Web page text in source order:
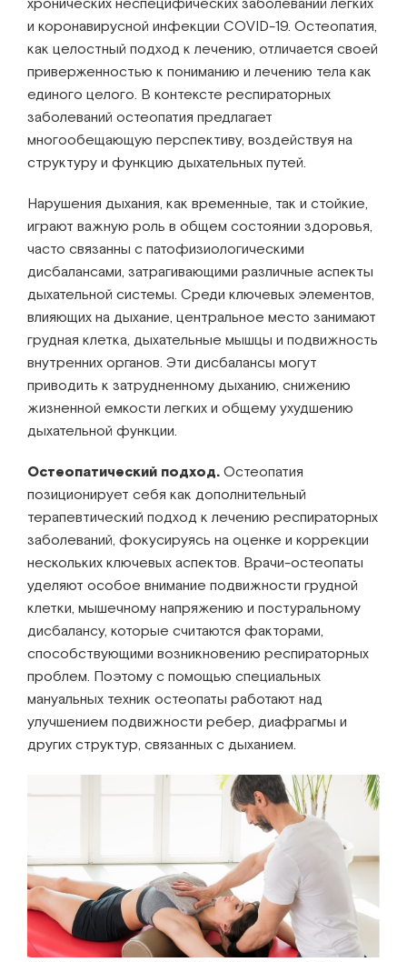
и коронавирусной инфекции COVID-19. Остеопатия,
как целостный подход к лечению, отличается своей
приверженностью к пониманию и лечению тела как
единого целого. В контексте респираторных
заболеваний остеопатия предлагает
многообещающую перспективу, воздействуя на
структуру и функцию дыхательных путей.
Нарушения дыхания, как временные, так и стойкие,
играют важную роль в общем состоянии здоровья,
часто связанны с патофизиологическими
дисбалансами, затрагивающими различные аспекты
дыхательной системы. Среди ключевых элементов,
влияющих на дыхание, центральное место занимают
грудная клетка, дыхательные мышцы и подвижность
внутренних органов. Эти дисбалансы могут
приводить к затрудненному дыханию, снижению
жизненной емкости легких и общему ухудшению
дыхательной функции.
Остеопатический подход. Остеопатия
позиционирует себя как дополнительный
терапевтический подход к лечению респираторных
заболеваний, фокусируясь на оценке и коррекции
нескольких ключевых аспектов. Врачи-остеопаты
уделяют особое внимание подвижности грудной
клетки, мышечному напряжению и постуральному
дисбалансу, которые считаются факторами,
способствующими возникновению респираторных
проблем. Поэтому с помощью специальных
мануальных техник остеопаты работают над
улучшением подвижности ребер, диафрагмы и
других структур, связанных с дыханием.